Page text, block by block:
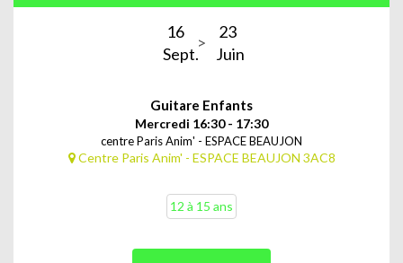
16
Sept.
23
Juin
Guitare Enfants
Mercredi 16:30 - 17:30
centre Paris Anim' - ESPACE BEAUJON
Centre Paris Anim' - ESPACE BEAUJON 3AC8
12 à 15 ans